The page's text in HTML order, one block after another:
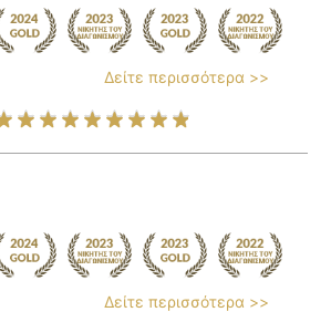
Δείτε περισσότερα >>
Δείτε περισσότερα >>